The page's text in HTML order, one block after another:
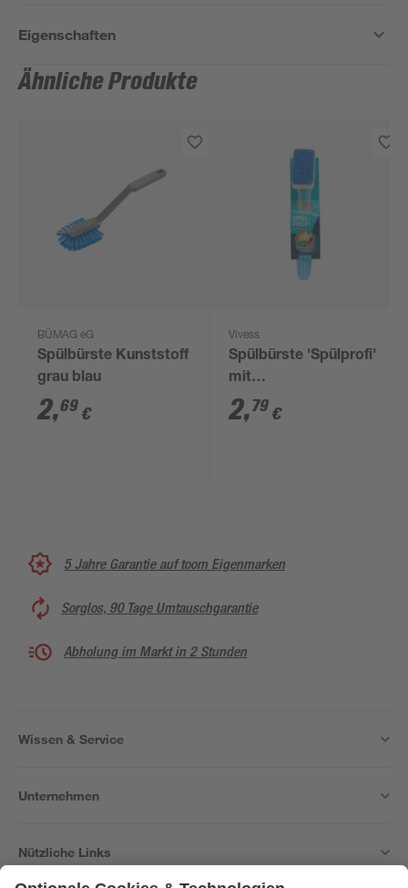
Eigenschaften
Ähnliche Produkte
BÜMAG eG
Spülbürste Kunststoff
grau blau
2,69 €
Vivess
Spülbürste 'Spülprofi'
mit
Spülmittelspender
bunt sortiert
2,79 €
5 Jahre Garantie auf toom Eigenmarken
Sorglos, 90 Tage Umtauschgarantie
Abholung im Markt in 2 Stunden
Wissen & Service
Unternehmen
Nützliche Links